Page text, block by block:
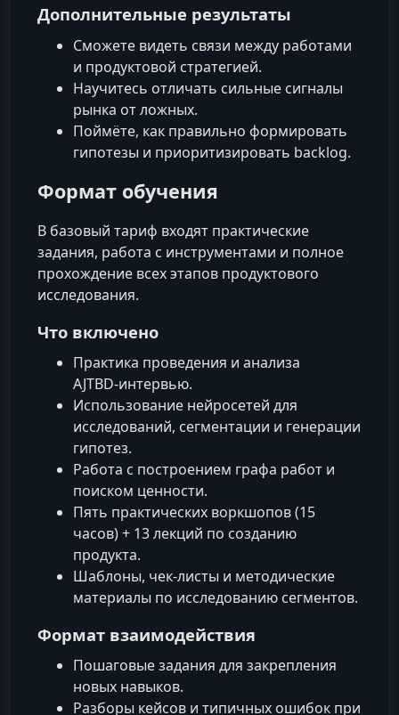
Дополнительные результаты
Сможете видеть связи между работами
и продуктовой стратегией.
Научитесь отличать сильные сигналы
рынка от ложных.
Поймёте, как правильно формировать
гипотезы и приоритизировать backlog.
Формат обучения
В базовый тариф входят практические
задания, работа с инструментами и полное
прохождение всех этапов продуктового
исследования.
Что включено
Практика проведения и анализа
AJTBD‑интервью.
Использование нейросетей для
исследований, сегментации и генерации
гипотез.
Работа с построением графа работ и
поиском ценности.
Пять практических воркшопов (15
часов) + 13 лекций по созданию
продукта.
Шаблоны, чек-листы и методические
материалы по исследованию сегментов.
Формат взаимодействия
Пошаговые задания для закрепления
новых навыков.
Разборы кейсов и типичных ошибок при